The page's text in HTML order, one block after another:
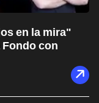
en la mira"
Fondo con